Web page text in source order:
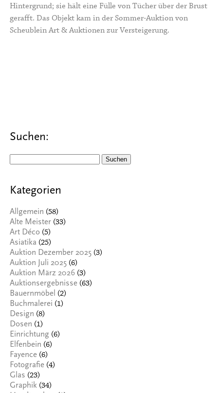
Hintergrund; sie hält eine Fülle von Tücher über der Brust
gerafft. Das Objekt kam in der Sommer-Auktion von
Scheublein Art & Auktionen zur Versteigerung.
Suchen:
Kategorien
Allgemein (58)
Alte Meister (33)
Art Déco (5)
Asiatika (25)
Auktion Dezember 2025 (3)
Auktion Juli 2025 (6)
Auktion März 2026 (3)
Auktionsergebnisse (63)
Bauernmöbel (2)
Buchmalerei (1)
Design (8)
Dosen (1)
Einrichtung (6)
Elfenbein (6)
Fayence (6)
Fotografie (4)
Glas (23)
Graphik (34)